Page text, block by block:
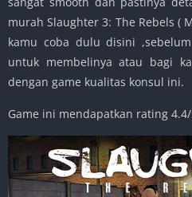
murah Slaughter 3: The Rebels (
kamu coba dulu disini
untuk membelinya atau bagi
dengan game kualitas konsul ini.
Game ini mendapatkan rating